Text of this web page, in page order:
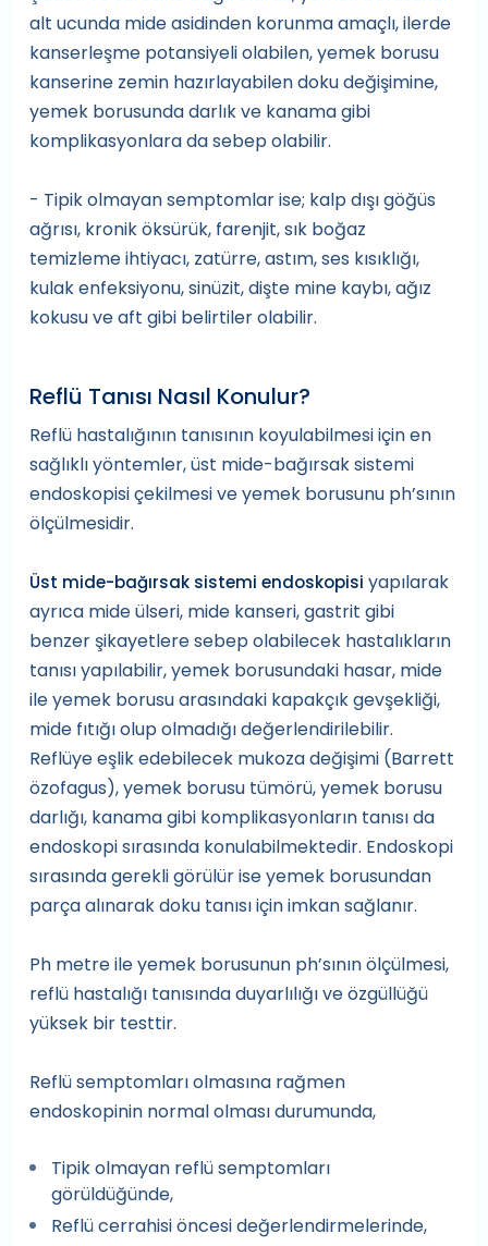
alt ucunda mide asidinden korunma amaçlı, ilerde
kanserleşme potansiyeli olabilen, yemek borusu
kanserine zemin hazırlayabilen doku değişimine,
yemek borusunda darlık ve kanama gibi
komplikasyonlara da sebep olabilir.
- Tipik olmayan semptomlar ise; kalp dışı göğüs
ağrısı, kronik öksürük, farenjit, sık boğaz
temizleme ihtiyacı, zatürre, astım, ses kısıklığı,
kulak enfeksiyonu, sinüzit, dişte mine kaybı, ağız
kokusu ve aft gibi belirtiler olabilir.
Reflü Tanısı Nasıl Konulur?
Reflü hastalığının tanısının koyulabilmesi için en
sağlıklı yöntemler, üst mide-bağırsak sistemi
endoskopisi çekilmesi ve yemek borusunu ph’sının
ölçülmesidir.
Üst mide-bağırsak sistemi endoskopisi yapılarak
ayrıca mide ülseri, mide kanseri, gastrit gibi
benzer şikayetlere sebep olabilecek hastalıkların
tanısı yapılabilir, yemek borusundaki hasar, mide
ile yemek borusu arasındaki kapakçık gevşekliği,
mide fıtığı olup olmadığı değerlendirilebilir.
Reflüye eşlik edebilecek mukoza değişimi (Barrett
özofagus), yemek borusu tümörü, yemek borusu
darlığı, kanama gibi komplikasyonların tanısı da
endoskopi sırasında konulabilmektedir. Endoskopi
sırasında gerekli görülür ise yemek borusundan
parça alınarak doku tanısı için imkan sağlanır.
Ph metre ile yemek borusunun ph’sının ölçülmesi,
reflü hastalığı tanısında duyarlılığı ve özgüllüğü
yüksek bir testtir.
Reflü semptomları olmasına rağmen
endoskopinin normal olması durumunda,
Tipik olmayan reflü semptomları
görüldüğünde,
Reflü cerrahisi öncesi değerlendirmelerinde,